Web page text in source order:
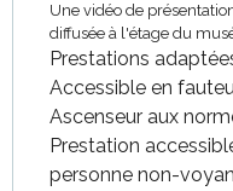
Une vidéo de
diffusée à l'étage du
Prestations
Accessible en
Ascenseur aux
Prestation
personne non-